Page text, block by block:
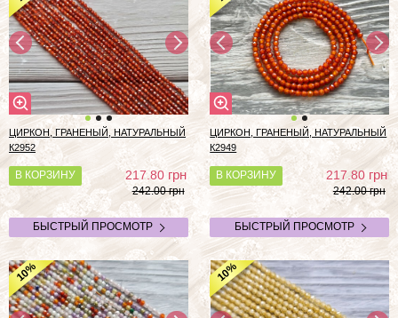
ЦИРКОН, ГРАНЕНЫЙ, НАТУРАЛЬНЫЙ
К2952
В КОРЗИНУ 217.80грн
242.00 грн
БЫСТРЫЙ ПРОСМОТР
ЦИРКОН, ГРАНЕНЫЙ, НАТУРАЛЬНЫЙ
К2949
В КОРЗИНУ 217.80грн
242.00 грн
БЫСТРЫЙ ПРОСМОТР
10% 10%